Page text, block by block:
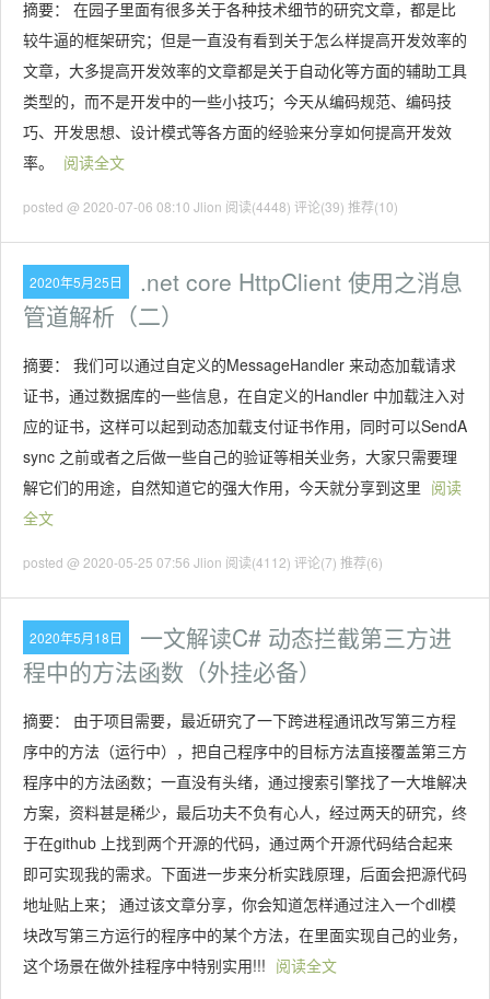
摘要： 在园子里面有很多关于各种技术细节的研究文章，都是比
较牛逼的框架研究；但是一直没有看到关于怎么样提高开发效率的
文章，大多提高开发效率的文章都是关于自动化等方面的辅助工具
类型的，而不是开发中的一些小技巧；今天从编码规范、编码技
巧、开发思想、设计模式等各方面的经验来分享如何提高开发效
率。
阅读全文
posted @ 2020-07-06 08:10 Jlion 阅读(4448) 评论(39) 推荐(10)
2020年5月25日
.net core HttpClient 使用之消息
管道解析（二）
摘要： 我们可以通过自定义的MessageHandler 来动态加载请求
证书，通过数据库的一些信息，在自定义的Handler 中加载注入对
应的证书，这样可以起到动态加载支付证书作用，同时可以SendA
sync 之前或者之后做一些自己的验证等相关业务，大家只需要理
解它们的用途，自然知道它的强大作用，今天就分享到这里 阅读
全文
posted @ 2020-05-25 07:56 Jlion 阅读(4112) 评论(7) 推荐(6)
2020年5月18日
一文解读C# 动态拦截第三方进
程中的方法函数（外挂必备）
摘要： 由于项目需要，最近研究了一下跨进程通讯改写第三方程
序中的方法（运行中），把自己程序中的目标方法直接覆盖第三方
程序中的方法函数；一直没有头绪，通过搜索引擎找了一大堆解决
方案，资料甚是稀少，最后功夫不负有心人，经过两天的研究，终
于在github 上找到两个开源的代码，通过两个开源代码结合起来
即可实现我的需求。下面进一步来分析实践原理，后面会把源代码
地址贴上来； 通过该文章分享，你会知道怎样通过注入一个dll模
块改写第三方运行的程序中的某个方法，在里面实现自己的业务，
这个场景在做外挂程序中特别实用!!! 阅读全文